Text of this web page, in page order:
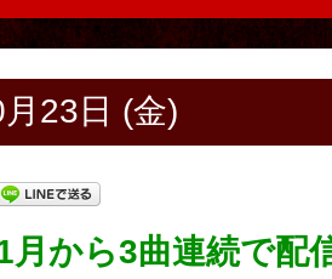
23日 (金)
月から3曲連続で配